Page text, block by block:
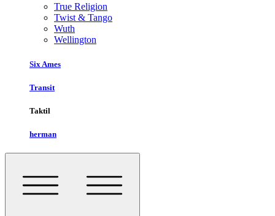
True Religion
Twist & Tango
Wuth
Wellington
Six Ames
Transit
Taktil
herman